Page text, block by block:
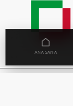
ANA SAYFA